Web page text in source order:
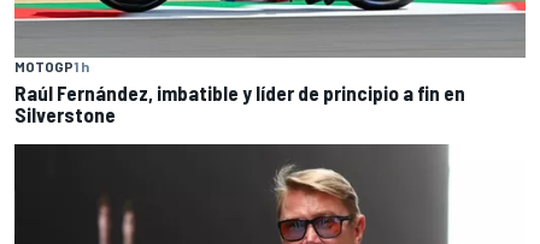
MOTOGP1 h
Raúl Fernández, imbatible y líder de principio a fin en
Silverstone